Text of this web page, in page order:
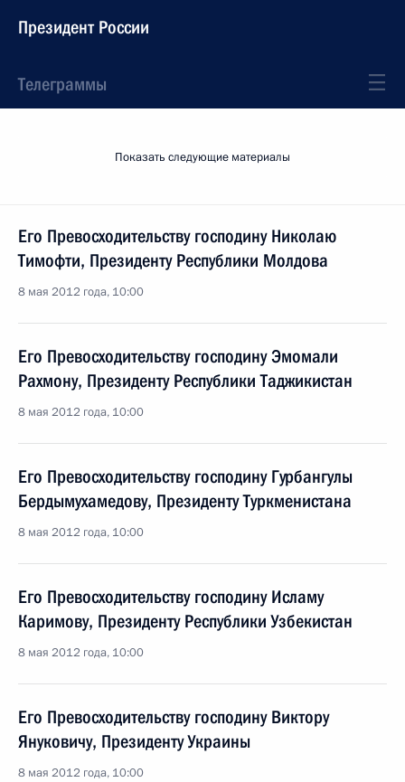
Президент России
Телеграммы
Показать следующие материалы
Его Превосходительству господину Николаю
Тимофти, Президенту Республики Молдова
8 мая 2012 года, 10:00
Его Превосходительству господину Эмомали
Рахмону, Президенту Республики Таджикистан
8 мая 2012 года, 10:00
Его Превосходительству господину Гурбангулы
Бердымухамедову, Президенту Туркменистана
8 мая 2012 года, 10:00
Его Превосходительству господину Исламу
Каримову, Президенту Республики Узбекистан
8 мая 2012 года, 10:00
Его Превосходительству господину Виктору
Януковичу, Президенту Украины
8 мая 2012 года, 10:00